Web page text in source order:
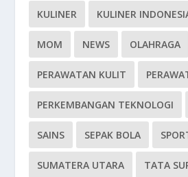
KULINER KULINER
MOM NEWS OLAHRAGA
PERAWATAN KULIT
PERKEMBANGAN TEKNOLOGI
SAINS SEPAK BOLA
SUMATERA UTARA TATA